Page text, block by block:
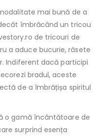
mai bună de a
îmbrăcând un tricou
de tricouri de
a aduce bucurie, râsete
Indiferent dacă participi
bradul, aceste
de a îmbrățișa spiritul
o gamă încântătoare de
surprind esența